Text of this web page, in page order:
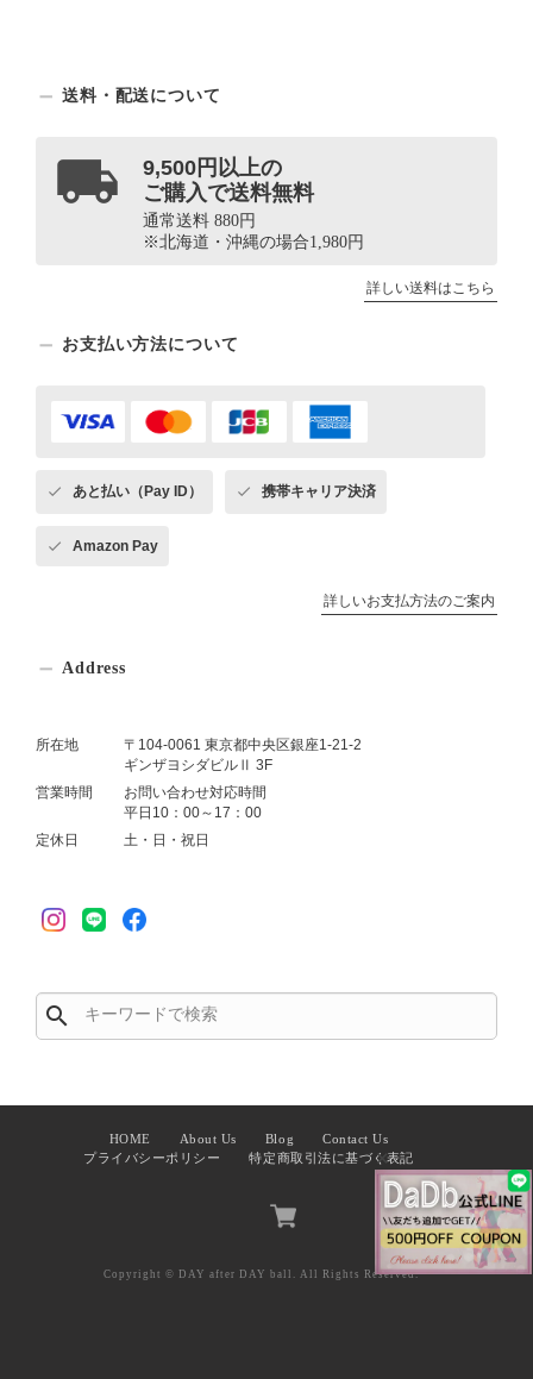
送料・配送について
9,500円以上の
ご購入で送料無料
通常送料 880円
※北海道・沖縄の場合1,980円
詳しい送料はこちら
お支払い方法について
あと払い（Pay ID） 携帯キャリア決済
Amazon Pay
詳しいお支払方法のご案内
Address
所在地
〒104-0061 東京都中央区銀座1-21-2
ギンザヨシダビルⅡ 3F
営業時間
お問い合わせ対応時間
平日10：00～17：00
定休日
土・日・祝日
search
HOME About Us Blog
Contact Us
プライバシーポリシー
特定商取引法に基づく表記
Copyright © DAY after DAY ball. All Rights Reserved.
✕